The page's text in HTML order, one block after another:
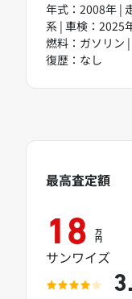
年式：2008年 |
系 | 車検：2025
燃料：ガソリン
復歴：なし
最高査定額
18 万
円
サンワイズ